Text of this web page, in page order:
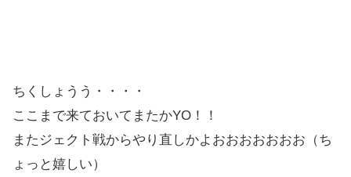
ちくしょうう・・・・
ここまで来ておいてまたかYO！！
またジェクト戦からやり直しかよおおおおおおお（ち
ょっと嬉しい）